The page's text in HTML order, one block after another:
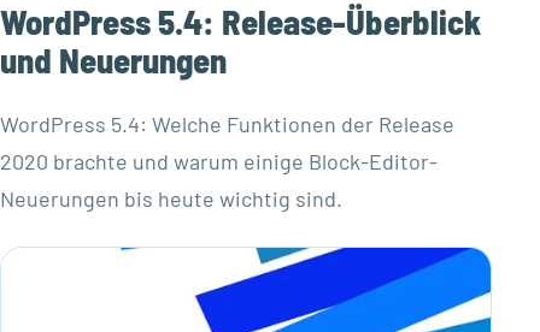
WordPress 5.4: Release-Überblick
und Neuerungen
WordPress 5.4: Welche Funktionen der Release
2020 brachte und warum einige Block-Editor-
Neuerungen bis heute wichtig sind.